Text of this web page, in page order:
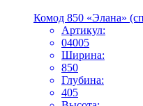
Комод 850 «Элана»
Артикул:
04005
Ширина:
850
Глубина:
405